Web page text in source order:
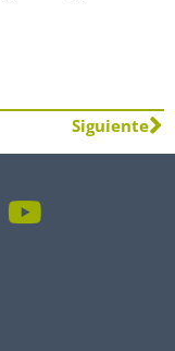
Siguiente